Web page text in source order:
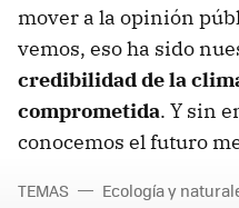
mover a la opinión
vemos, eso ha sido
credibilidad de la
comprometida. Y sin
conocemos el futuro
TEMAS Ecología y